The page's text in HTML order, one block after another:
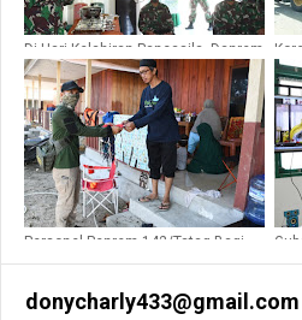
Di Hari Kelahiran Pancasila, Danrem
142/Tatag juga ucapkan Dirgahayu
Kodam XIV/Hasanuddin ke 63
Personel Penrem 142/Tatag Bagi
donycharly433@gmail.com